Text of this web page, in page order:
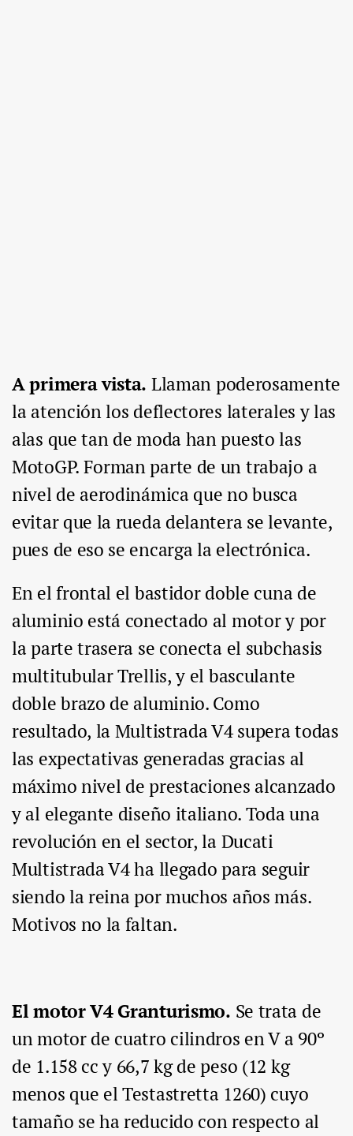
A primera vista. Llaman poderosamente
la atención los deflectores laterales y las
alas que tan de moda han puesto las
MotoGP. Forman parte de un trabajo a
nivel de aerodinámica que no busca
evitar que la rueda delantera se levante,
pues de eso se encarga la electrónica.
En el frontal el bastidor doble cuna de
aluminio está conectado al motor y por
la parte trasera se conecta el subchasis
multitubular Trellis, y el basculante
doble brazo de aluminio. Como
resultado, la Multistrada V4 supera todas
las expectativas generadas gracias al
máximo nivel de prestaciones alcanzado
y al elegante diseño italiano. Toda una
revolución en el sector, la Ducati
Multistrada V4 ha llegado para seguir
siendo la reina por muchos años más.
Motivos no la faltan.
El motor V4 Granturismo. Se trata de
un motor de cuatro cilindros en V a 90º
de 1.158 cc y 66,7 kg de peso (12 kg
menos que el Testastretta 1260) cuyo
tamaño se ha reducido con respecto al